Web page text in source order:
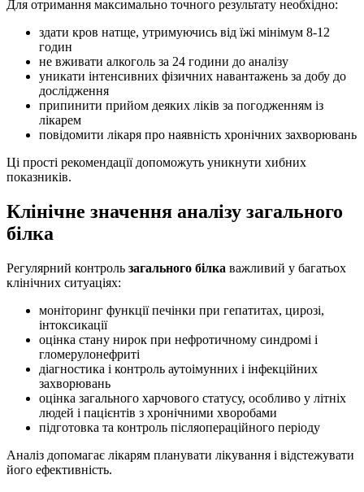
Для отримання максимально точного результату необхідно:
здати кров натще, утримуючись від їжі мінімум 8-12
годин
не вживати алкоголь за 24 години до аналізу
уникати інтенсивних фізичних навантажень за добу до
дослідження
припинити прийом деяких ліків за погодженням із
лікарем
повідомити лікаря про наявність хронічних захворювань
Ці прості рекомендації допоможуть уникнути хибних
показників.
Клінічне значення аналізу загального
білка
Регулярний контроль загального білка важливий у багатьох
клінічних ситуаціях:
моніторинг функції печінки при гепатитах, цирозі,
інтоксикації
оцінка стану нирок при нефротичному синдромі і
гломерулонефриті
діагностика і контроль аутоімунних і інфекційних
захворювань
оцінка загального харчового статусу, особливо у літніх
людей і пацієнтів з хронічними хворобами
підготовка та контроль післяопераційного періоду
Аналіз допомагає лікарям планувати лікування і відстежувати
його ефективність.